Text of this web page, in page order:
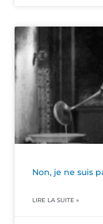
Non, je ne suis
LIRE LA SUITE »